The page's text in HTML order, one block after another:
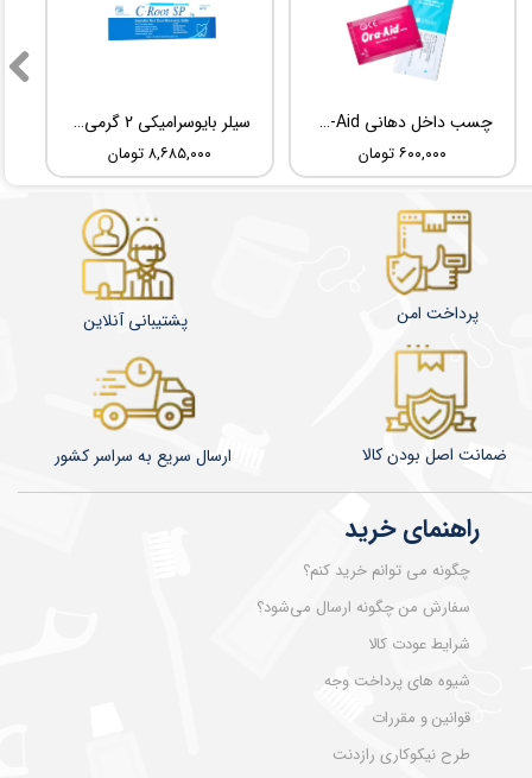
سیلر بایوسرامیکی 2 گرمی Root Dental Medical C-Root SP
۸,۶۸۵,۰۰۰ تومان
چسب داخل دهانی TBM Ora-Aid
۶۰۰,۰۰۰ تومان
راهنمای خرید
چگونه می توانم خرید کنم؟
سفارش من چگونه ارسال می‌شود؟
شرایط عودت کالا
شیوه های پرداخت وجه
قوانین و مقررات
طرح نیکوکاری رازدنت
​​​​ارسال سریع به سراسر کشور ضمانت اصل بودن کالا
پشتیبانی آنلاین پرداخت امن